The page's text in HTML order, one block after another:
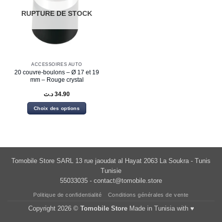
RUPTURE DE STOCK
ACCESSOIRES AUTO
20 couvre-boulons – Ø 17 et 19
mm – Rouge crystal
34.90 د.ت
Choix des options
plusieurs
Les
peuvent
être
sur
Tomobile Store SARL 13 rue jaoudat al Hayat 2063 La Soukra - Tunis
Tunisie
55033035 - contact@tomobile.store
Politique de confidentialité Conditions générales de vente
Copyright 2026 © Tomobile StoreMade in Tunisia with ♥